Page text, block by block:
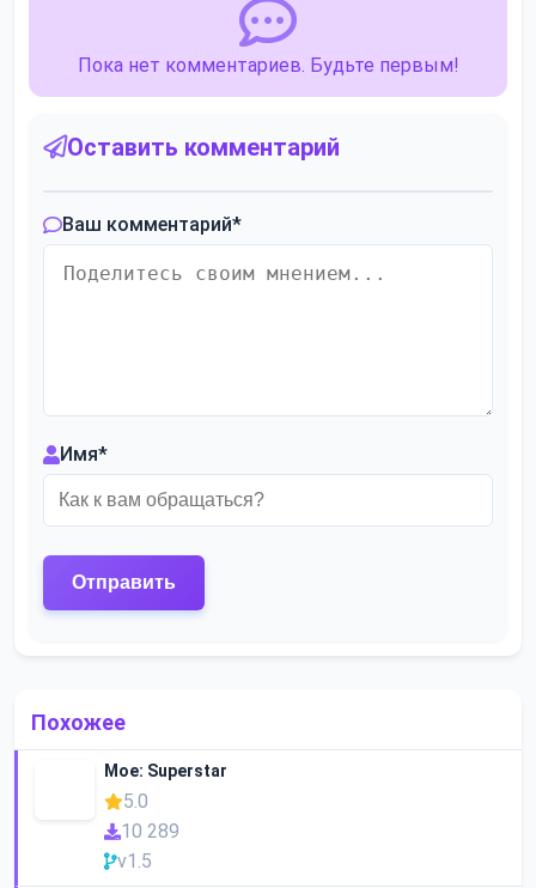
Пока нет комментариев. Будьте первым!
Оставить комментарий
Ваш комментарий*
Имя*
Похожее
Moe: Superstar
5.0
10 289
v1.5